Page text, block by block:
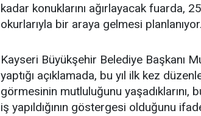
kadar konuklarını ağırlayacak fuarda,
okurlarıyla bir araya gelmesi planlanıyor.
Kayseri Büyükşehir Belediye Başkanı
yaptığı açıklamada, bu yıl ilk kez
görmesinin mutluluğunu yaşadıklarını,
iş yapıldığının göstergesi olduğunu